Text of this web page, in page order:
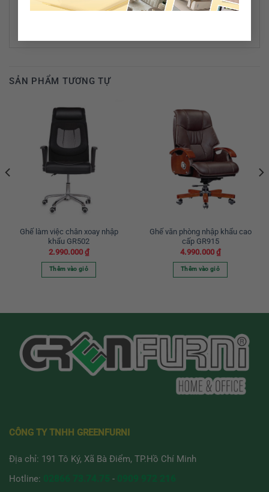
SẢN PHẨM TƯƠNG TỰ
Ghế làm việc chân xoay nhập
khẩu GR502
2.990.000 ₫
Thêm vào giỏ
Ghế văn phòng nhập khẩu cao
cấp GR915
4.990.000 ₫
Thêm vào giỏ
CÔNG TY TNHH GREENFURNI
Địa chỉ: 191 Tô Ký, Xã Bà Điểm, TP.Hồ Chí Minh
Hotline:
-